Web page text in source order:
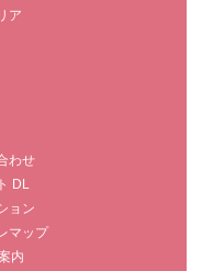
ア
わせ
DL
ョン
マップ
内